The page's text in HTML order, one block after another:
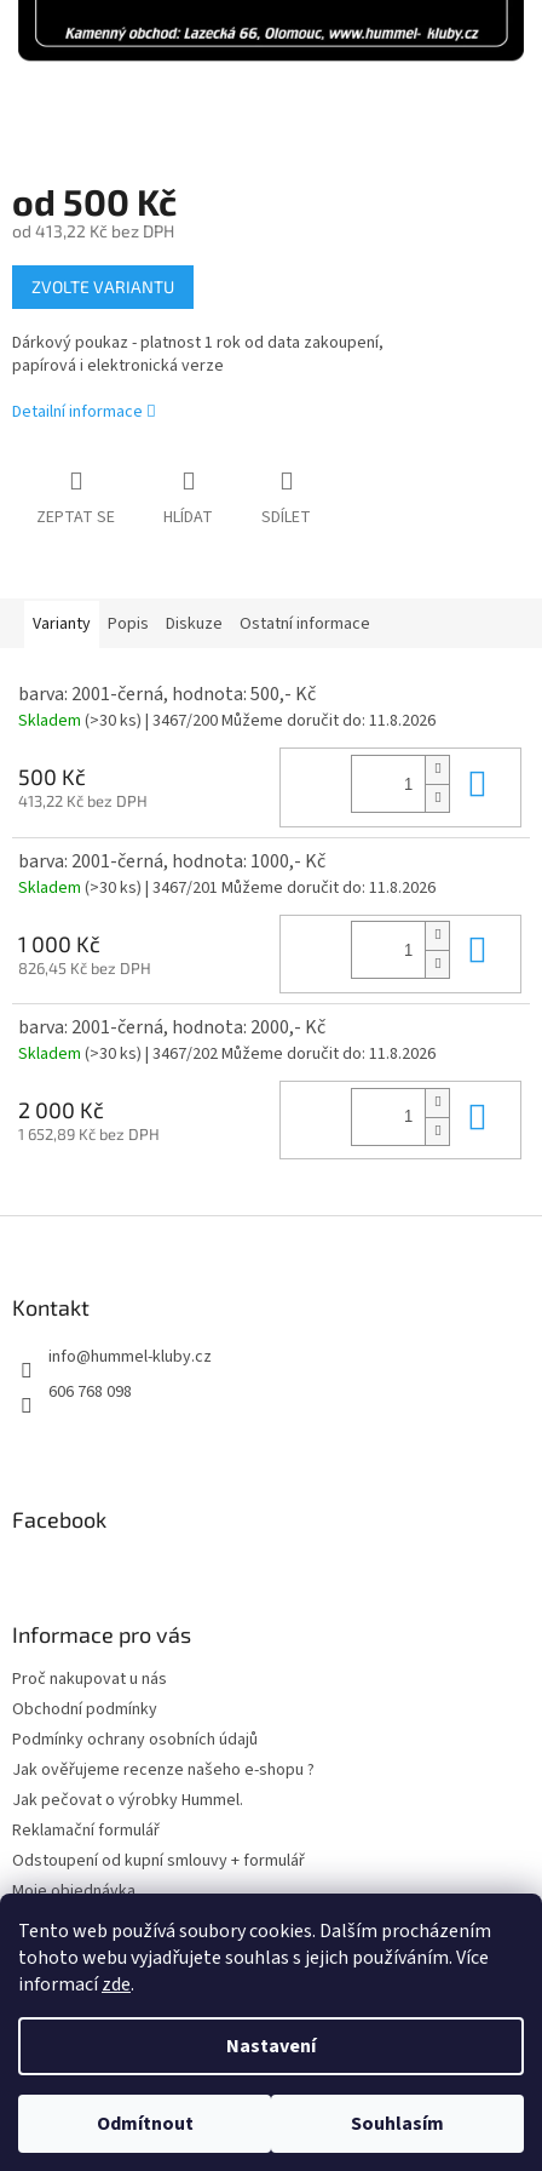
Tento web používá soubory cookies. Dalším procházením
tohoto webu vyjadřujete souhlas s jejich používáním. Více
informacízde.
Nastavení
Odmítnout Souhlasím
od 500 Kč
od 413,22 Kč bez DPH
Měrná
cena:
ZVOLTE VARIANTU
Dárkový poukaz - platnost 1 rok od data zakoupení,
papírová i elektronická verze
Detailní informace
ZEPTAT SE HLÍDAT SDÍLET
Varianty Popis Diskuze Ostatní informace
barva: 2001-černá, hodnota: 500,- Kč
Skladem (>30 ks) | 3467/200Můžeme doručit do: 11.8.2026
500 Kč
413,22 Kč bez DPH
barva: 2001-černá, hodnota: 1000,- Kč
Skladem (>30 ks) | 3467/201 Můžeme doručit do: 11.8.2026
1 000 Kč
826,45 Kč bez DPH
barva: 2001-černá, hodnota: 2000,- Kč
Skladem (>30 ks) | 3467/202Můžeme doručit do: 11.8.2026
2 000 Kč
1 652,89 Kč bez DPH
Kontakt
info@hummel-kluby.cz
606 768 098
Facebook
Informace pro vás
Proč nakupovat u nás
Obchodní podmínky
Podmínky ochrany osobních údajů
Jak ověřujeme recenze našeho e-shopu ?
Jak pečovat o výrobky Hummel.
Reklamační formulář
Odstoupení od kupní smlouvy + formulář
Moje objednávka
Odstoupení od smlouvy
Copyright 2026www.hummel-kluby.cz. Všechna práva vyhrazena.
Upravit nastavení cookies